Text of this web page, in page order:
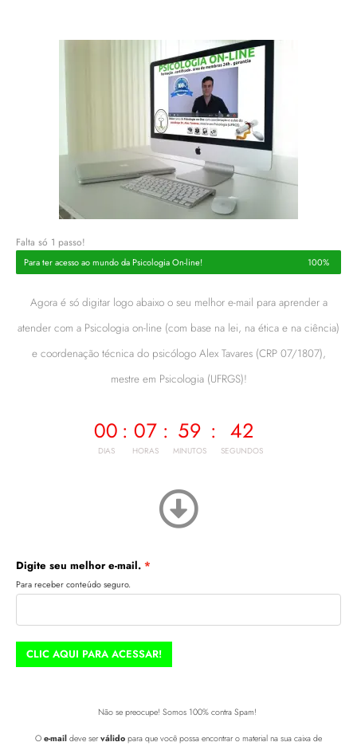
Falta só 1 passo!
Para ter acesso ao mundo da Psicologia On-line! 100%
Agora é só digitar logo abaixo o seu melhor e-mail para aprender a
atender com a Psicologia on-line (com base na lei, na ética e na ciência)
e coordenação técnica do psicólogo Alex Tavares (CRP 07/1807),
mestre em Psicologia (UFRGS)!
00
DIAS
: 07
HORAS
: 59
MINUTOS
: 42
SEGUNDOS
Digite seu melhor e-mail.
Para receber conteúdo seguro.
CLIC AQUI PARA ACESSAR!
Não se preocupe! Somos 100% contra Spam!
O e-mail deve serválido para que você possa encontrar o material na sua caixa de